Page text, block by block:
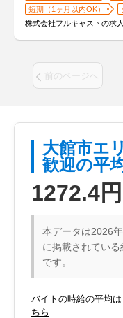
短期（1ヶ月以内OK）
株式会社フルキャストの求
前のページへ
大館市エ
歓迎の平
1272.4円
本データは2026
に掲載されてい
です。
バイトの時給の平均
ちら